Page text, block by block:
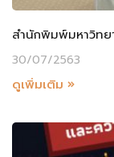
สำนักพิมพ์มหาวิทย
30/07/2563
ดูเพิ่มเติม »